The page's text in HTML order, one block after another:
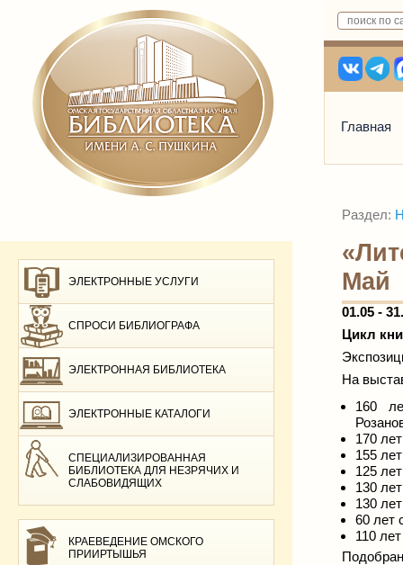
Главная
ЭЛЕКТРОННЫЕ УСЛУГИ
СПРОСИ БИБЛИОГРАФА
ЭЛЕКТРОННАЯ БИБЛИОТЕКА
ЭЛЕКТРОННЫЕ КАТАЛОГИ
СПЕЦИАЛИЗИРОВАННАЯ
БИБЛИОТЕКА ДЛЯ НЕЗРЯЧИХ И
СЛАБОВИДЯЩИХ
КРАЕВЕДЕНИЕ ОМСКОГО
ПРИИРТЫШЬЯ
Раздел:
Май
01.05 -
Цикл
На
160
170
155
125
130
130
60 лет
110